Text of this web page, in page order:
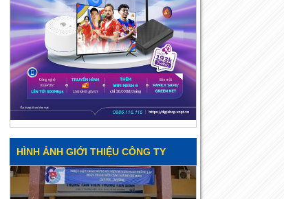
HÌNH ẢNH GIỚI THIỆU CÔNG TY